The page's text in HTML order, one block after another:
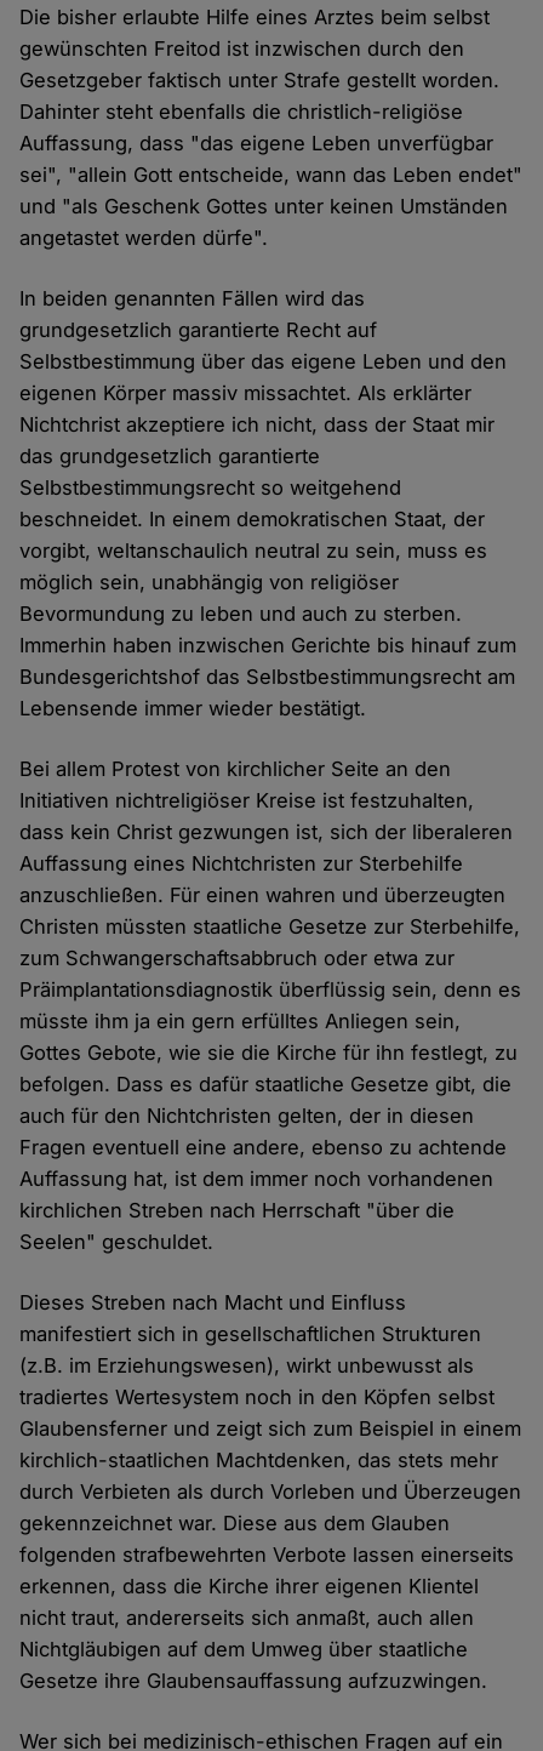
Die bisher erlaubte Hilfe eines Arztes beim selbst
gewünschten Freitod ist inzwischen durch den
Gesetzgeber faktisch unter Strafe gestellt worden.
Dahinter steht ebenfalls die christlich-religiöse
Auffassung, dass "das eigene Leben unverfügbar
sei", "allein Gott entscheide, wann das Leben endet"
und "als Geschenk Gottes unter keinen Umständen
angetastet werden dürfe".
In beiden genannten Fällen wird das
grundgesetzlich garantierte Recht auf
Selbstbestimmung über das eigene Leben und den
eigenen Körper massiv missachtet. Als erklärter
Nichtchrist akzeptiere ich nicht, dass der Staat mir
das grundgesetzlich garantierte
Selbstbestimmungsrecht so weitgehend
beschneidet. In einem demokratischen Staat, der
vorgibt, weltanschaulich neutral zu sein, muss es
möglich sein, unabhängig von religiöser
Bevormundung zu leben und auch zu sterben.
Immerhin haben inzwischen Gerichte bis hinauf zum
Bundesgerichtshof das Selbstbestimmungsrecht am
Lebensende immer wieder bestätigt.
Bei allem Protest von kirchlicher Seite an den
Initiativen nichtreligiöser Kreise ist festzuhalten,
dass kein Christ gezwungen ist, sich der liberaleren
Auffassung eines Nichtchristen zur Sterbehilfe
anzuschließen. Für einen wahren und überzeugten
Christen müssten staatliche Gesetze zur Sterbehilfe,
zum Schwangerschaftsabbruch oder etwa zur
Präimplantationsdiagnostik überflüssig sein, denn es
müsste ihm ja ein gern erfülltes Anliegen sein,
Gottes Gebote, wie sie die Kirche für ihn festlegt, zu
befolgen. Dass es dafür staatliche Gesetze gibt, die
auch für den Nichtchristen gelten, der in diesen
Fragen eventuell eine andere, ebenso zu achtende
Auffassung hat, ist dem immer noch vorhandenen
kirchlichen Streben nach Herrschaft "über die
Seelen" geschuldet.
Dieses Streben nach Macht und Einfluss
manifestiert sich in gesellschaftlichen Strukturen
(z.B. im Erziehungswesen), wirkt unbewusst als
tradiertes Wertesystem noch in den Köpfen selbst
Glaubensferner und zeigt sich zum Beispiel in einem
kirchlich-staatlichen Machtdenken, das stets mehr
durch Verbieten als durch Vorleben und Überzeugen
gekennzeichnet war. Diese aus dem Glauben
folgenden strafbewehrten Verbote lassen einerseits
erkennen, dass die Kirche ihrer eigenen Klientel
nicht traut, andererseits sich anmaßt, auch allen
Nichtgläubigen auf dem Umweg über staatliche
Gesetze ihre Glaubensauffassung aufzuzwingen.
Wer sich bei medizinisch-ethischen Fragen auf ein